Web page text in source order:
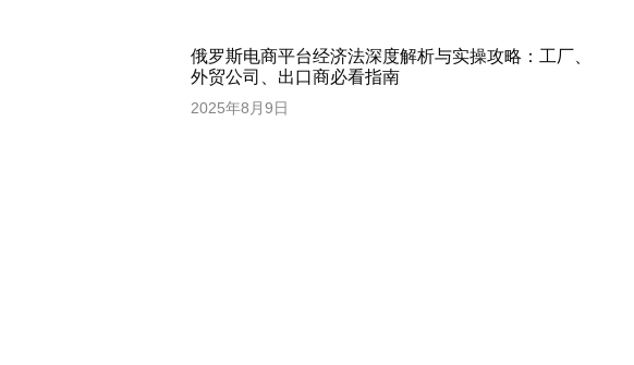
俄罗斯电商平台经济法深度解析与实操攻略：工厂、
外贸公司、出口商必看指南
2025年8月9日